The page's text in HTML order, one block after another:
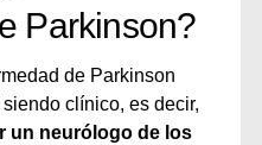
Parkinson?
de Parkinson
clínico, es decir,
un neurólogo de los